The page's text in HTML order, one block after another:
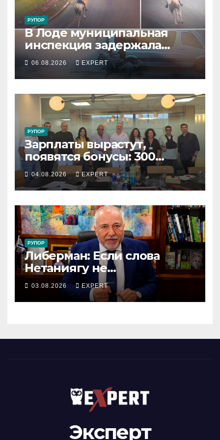
РУПОР
В Лоде муниципальная
инспекция задержала
подростка, устроившего
опасную скачку на лошади
по улицам города
06.08.2026 EXPERT
РУПОР
Зарплаты вырастут,
появятся бонусы: 300
сотрудников «Штраус»
получили новый
коллективный договор
04.08.2026 EXPERT
РУПОР
Либерман: Если слова
Нетаниягу не
предвыборный трюк, пусть
докажет это делом
03.08.2026 EXPERT
Эксперт